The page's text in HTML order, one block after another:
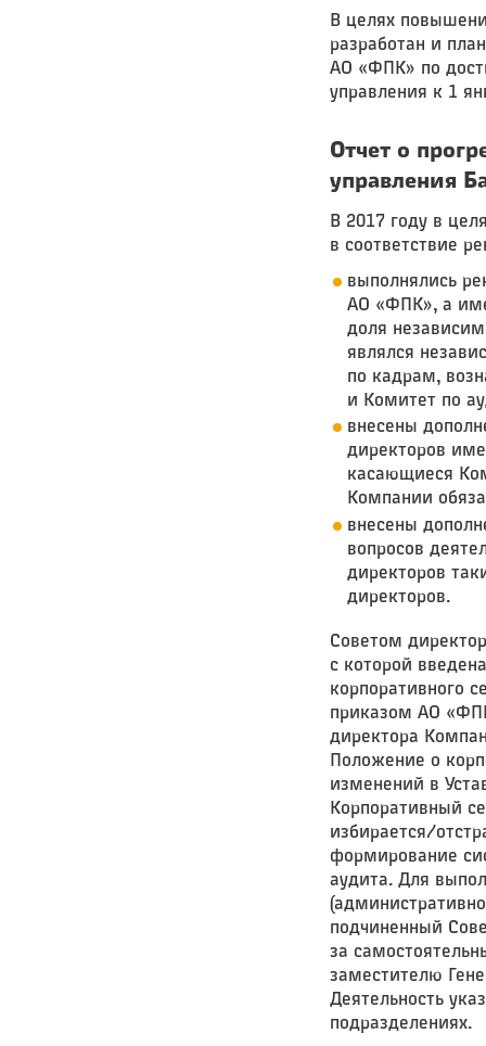
В целях
разработан и
АО «ФПК» по
управления к 1
Отчет о
управления
В 2017 году в
в соответствие
выполнялись
АО «ФПК», а
доля
являлся
по кадрам,
и Комитет по
внесены
директоров
касающиеся
Компании
внесены
вопросов
директоров
директоров.
Советом
с которой
корпоративного
приказом АО
директора
Положение о
изменений в
Корпоративный
избирается/
формирование
аудита. Для
подчиненный
за
заместителю
Деятельность
подразделениях.